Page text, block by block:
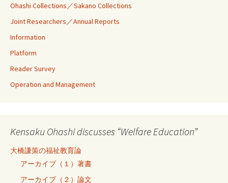
Ohashi Collections／Sakano Collections
Joint Researchers／Annual Reports
Information
Platform
Reader Survey
Operation and Management
Kensaku Ohashi discusses “Welfare Education”
大橋謙策の福祉教育論
アーカイブ（１）著書
アーカイブ（２）論文